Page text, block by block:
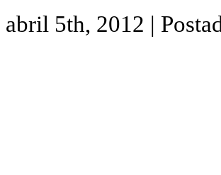
abril 5th, 2012 |